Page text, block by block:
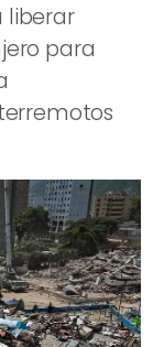
liberar
para